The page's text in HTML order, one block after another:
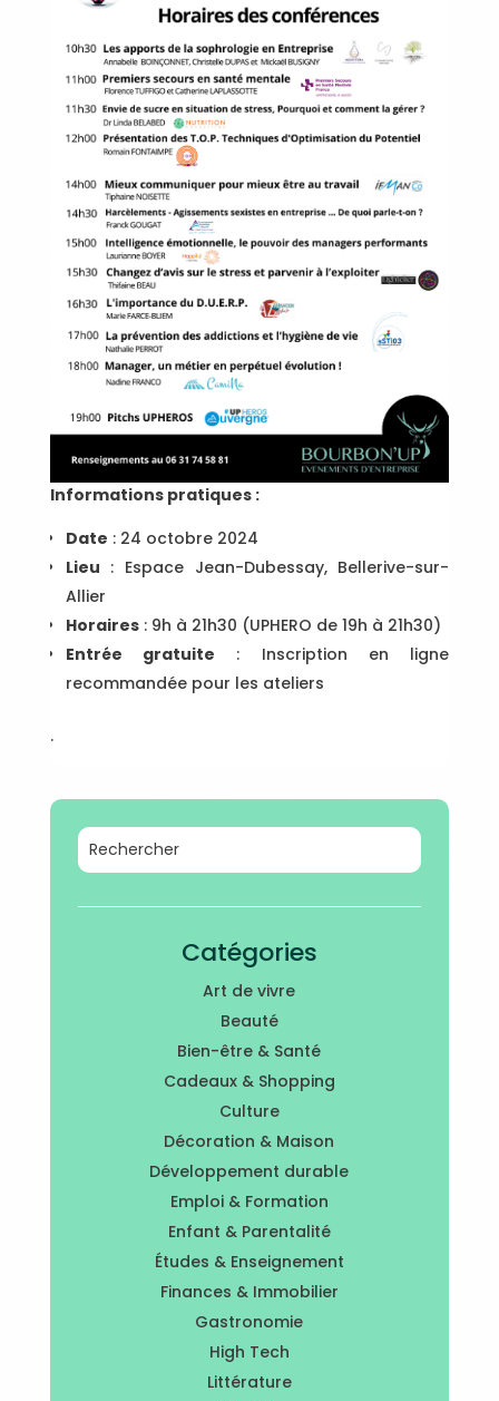
Informations pratiques :
Date : 24 octobre 2024
Lieu : Espace Jean-Dubessay, Bellerive-sur-
Allier
Horaires: 9h à 21h30 (UPHERO de 19h à 21h30)
Entrée gratuite : Inscription en ligne
recommandée pour les ateliers
.
Catégories
Art de vivre
Beauté
Bien-être & Santé
Cadeaux & Shopping
Culture
Décoration & Maison
Développement durable
Emploi & Formation
Enfant & Parentalité
Études & Enseignement
Finances & Immobilier
Gastronomie
High Tech
Littérature